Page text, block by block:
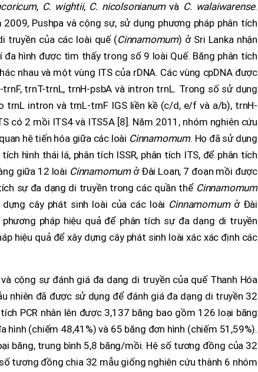
, C. wightii, C. nicolsonianumvà C. walaiwarense.
Pushpa và cộng sự, sử dụng phương pháp phân tích
truyền của các loài quế (Cinnamomum) ở Sri Lanka nhận
hình được tìm thấy trong số 9 loài Quế. Băng phân tích
nhau và một vùng ITS của rDNA. Các vùng cpDNA được
trnT-trnL, trnH-psbA và intron trnL. Trong số sử dụng
trnL intron và trnL-trnF IGS liền kề (c/d, e/f và a/b), trnH-
có 2 mồi ITS4 và ITS5A [8]. Năm 2011, nhóm nghiên cứu
hệ tiến hóa giữa các loài Cinnamomum. Họ đã sử dụng
hình thái lá, phân tích ISSR, phân tích ITS, để phân tích
giữa 12 loài Cinnamomum ở Đài Loan, 7 đoạn mồi được
sự đa dạng di truyền trong các quần thể Cinnamomum
cây phát sinh loài của các loài Cinnamomum ở Đài
pháp hiệu quả để phân tích sự đa dạng di truyền
hiệu quả để xây dựng cây phát sinh loài xác xác định các
cộng sự đánh giá đa dạng di truyền của quế Thanh Hóa
nhiên đã được sử dụng để đánh giá đa dạng di truyền 32
PCR nhân lên được 3,137 băng bao gồm 126 loại băng
hình (chiếm 48,41%) và 65 băng đơn hình (chiếm 51,59%).
băng, trung bình 5,8 băng/mồi. Hệ số tương đồng của 32
tương đồng chia 32 mẫu giống nghiên cứu thành 6 nhóm